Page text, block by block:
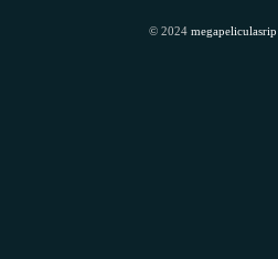
© 2024 megapeliculasrip